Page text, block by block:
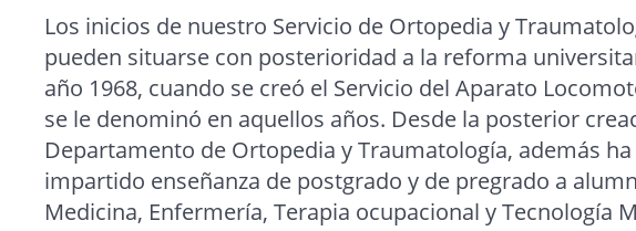
Los inicios de nuestro Servicio de Ortopedia y
pueden situarse con posterioridad a la reforma
año 1968, cuando se creó el Servicio del Aparato
se le denominó en aquellos años. Desde la posterior
Departamento de Ortopedia y Traumatología, además ha
impartido enseñanza de postgrado y de pregrado a
Medicina, Enfermería, Terapia ocupacional y Tecnología